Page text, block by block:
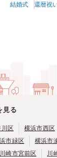
結婚式
還暦祝
見る
区 横浜市西区
市緑区 横浜市
川崎市宮前区 川